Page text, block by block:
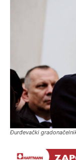
Đurđevački